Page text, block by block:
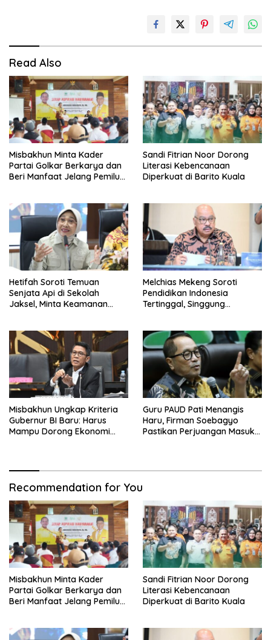
Read Also
Misbakhun Minta Kader
Partai Golkar Berkarya dan
Beri Manfaat Jelang Pemilu
Sandi Fitrian Noor Dorong
Literasi Kebencanaan
Diperkuat di Barito Kuala
Hetifah Soroti Temuan
Senjata Api di Sekolah
Jaksel, Minta Keamanan
Melchias Mekeng Soroti
Pendidikan Indonesia
Tertinggal, Singgung
Misbakhun Ungkap Kriteria
Gubernur BI Baru: Harus
Mampu Dorong Ekonomi
Guru PAUD Pati Menangis
Haru, Firman Soebagyo
Pastikan Perjuangan Masuk
Recommendation for You
Misbakhun Minta Kader
Partai Golkar Berkarya dan
Beri Manfaat Jelang Pemilu
Sandi Fitrian Noor Dorong
Literasi Kebencanaan
Diperkuat di Barito Kuala